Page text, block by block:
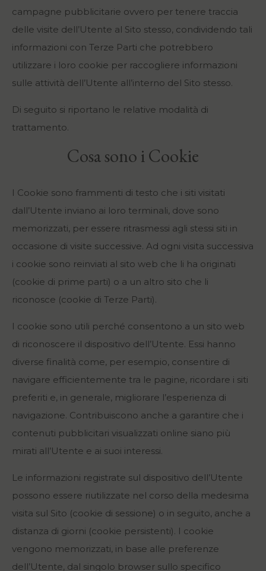
campagne pubblicitarie ovvero per tenere traccia
delle visite dell’Utente al Sito stesso, condividendo tali
informazioni con Terze Parti che potrebbero
utilizzare i loro cookie per raccogliere informazioni
sulle attività dell’Utente all’interno del Sito stesso.
Di seguito si riportano le relative modalità di
trattamento.
Cosa sono i Cookie
I Cookie sono frammenti di testo che i siti visitati
dall’Utente inviano ai loro terminali, dove sono
memorizzati, per essere ritrasmessi agli stessi siti in
occasione di visite successive. Ad ogni visita successiva
i cookie sono reinviati al sito web che li ha originati
(cookie di prime parti) o a un altro sito che li
riconosce (cookie di Terze Parti).
I cookie sono utili perché consentono a un sito web
di riconoscere il dispositivo dell’Utente. Essi hanno
diverse finalità come, per esempio, consentire di
navigare efficientemente tra le pagine, ricordare i siti
preferiti e, in generale, migliorare l’esperienza di
navigazione. Contribuiscono anche a garantire che i
contenuti pubblicitari visualizzati online siano più
mirati all’Utente e ai suoi interessi.
Le informazioni registrate sul dispositivo dell’Utente
possono essere riutilizzate nel corso della medesima
visita sul Sito (cookie di sessione) o in seguito, anche a
distanza di giorni (cookie persistenti). I cookie
vengono memorizzati, in base alle preferenze
dell’Utente, dal singolo browser sullo specifico